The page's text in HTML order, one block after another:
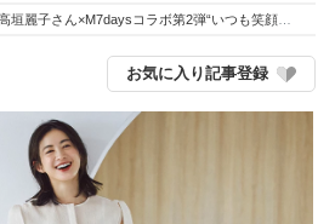
垣麗子さん×M7daysコラボ第2弾“いつも笑顔でいられる”ワードローブできました Marisol6月号2026年特集
お気に入り記事登録